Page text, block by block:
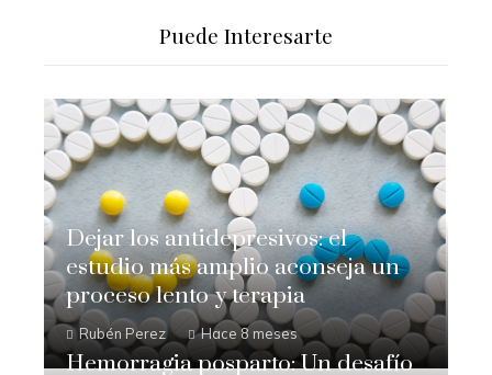
Puede Interesarte
Dejar los antidepresivos: el
estudio más amplio aconseja un
proceso lento y terapia
Rubén Perez Hace 8 meses
Hemorragia posparto: Un desafío